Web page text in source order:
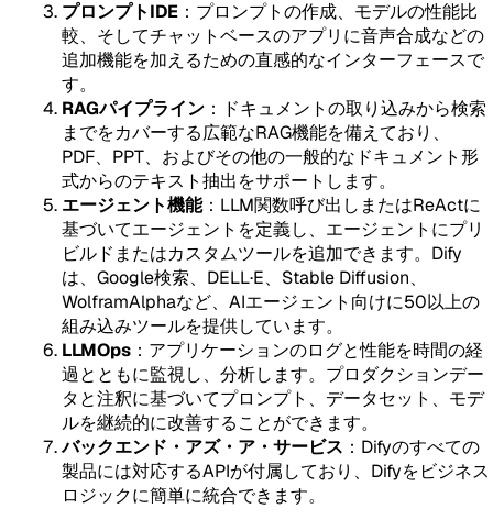
プロンプトIDE ：プロンプトの作成、モデルの性能比
較、そしてチャットベースのアプリに音声合成などの
追加機能を加えるための直感的なインターフェースで
す。
RAGパイプライン ：ドキュメントの取り込みから検索
までをカバーする広範なRAG機能を備えており、
PDF、PPT、およびその他の一般的なドキュメント形
式からのテキスト抽出をサポートします。
エージェント機能：LLM関数呼び出しまたはReActに
基づいてエージェントを定義し、エージェントにプリ
ビルドまたはカスタムツールを追加できます。Dify
は、Google検索、DELL·E、Stable Diffusion、
WolframAlphaなど、AIエージェント向けに50以上の
組み込みツールを提供しています。
LLMOps ：アプリケーションのログと性能を時間の経
過とともに監視し、分析します。プロダクションデー
タと注釈に基づいてプロンプト、データセット、モデ
ルを継続的に改善することができます。
バックエンド・アズ・ア・サービス ：Difyのすべての
製品には対応するAPIが付属しており、Difyをビジネス
ロジックに簡単に統合できます。